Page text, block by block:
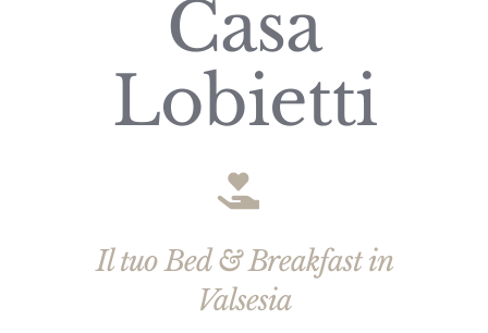
Casa
Lobietti
Il tuo Bed & Breakfast in
Valsesia